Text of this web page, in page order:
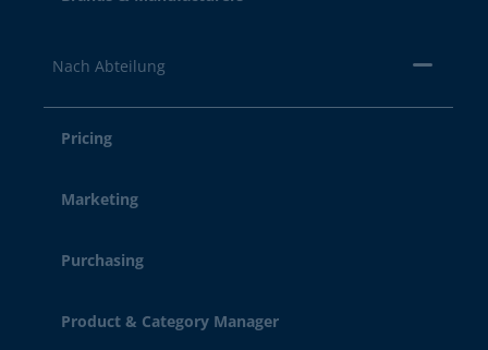
Nach Abteilung
Pricing
Marketing
Purchasing
Product & Category Manager